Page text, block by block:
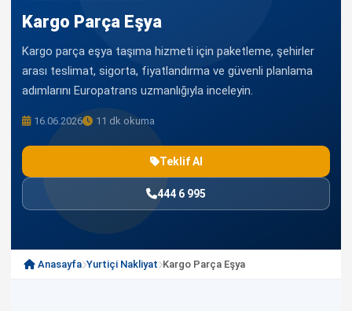
Kargo Parça Eşya
Kargo parça eşya taşıma hizmeti için paketleme, şehirler
arası teslimat, sigorta, fiyatlandırma ve güvenli planlama
adımlarını Europatrans uzmanlığıyla inceleyin.
16.06.2026 11 dk okuma
Teklif Al
444 6 995
Anasayfa Yurtiçi Nakliyat Kargo Parça Eşya